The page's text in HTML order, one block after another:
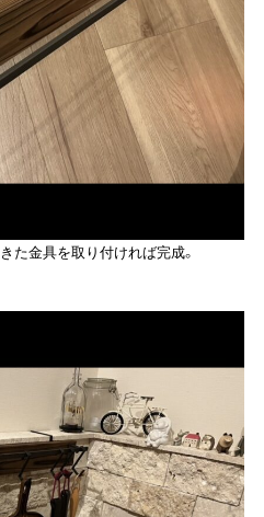
た金具を取り付ければ完成。